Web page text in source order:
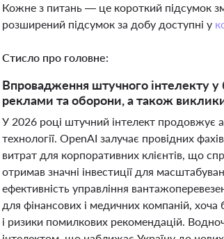
Кожне з питань — це короткий підсумок
розширений підсумок за добу доступні у
Стисло про головне:
Впровадження штучного інтелекту у
реклами та оборони, а також виклики
У 2026 році штучний інтелект продовжує
технології. OpenAI залучає провідних
витрат для корпоративних клієнтів, що
отримав значні інвестиції для
ефективність управління
для фінансових і медичних компаній,
і ризики помилкових рекомендацій.